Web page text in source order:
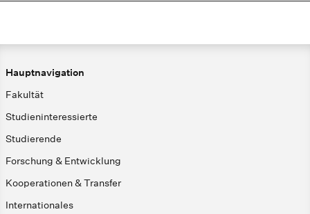
Hauptnavigation
Fakultät
Studieninteressierte
Studierende
Forschung & Entwicklung
Kooperationen & Transfer
Internationales